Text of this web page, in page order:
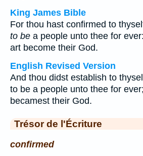
King James Bible
For thou hast confirmed to
to be a people unto thee for
art become their God.
English Revised Version
And thou didst establish to
to be a people unto thee for
becamest their God.
Trésor de l'Écriture
confirmed